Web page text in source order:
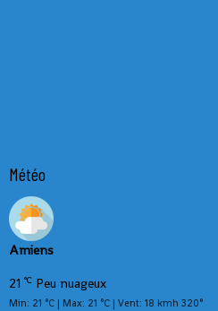
Météo
Amiens
21 °C Peu nuageux
Min: 21 °C | Max: 21 °C | Vent: 18 kmh 320°